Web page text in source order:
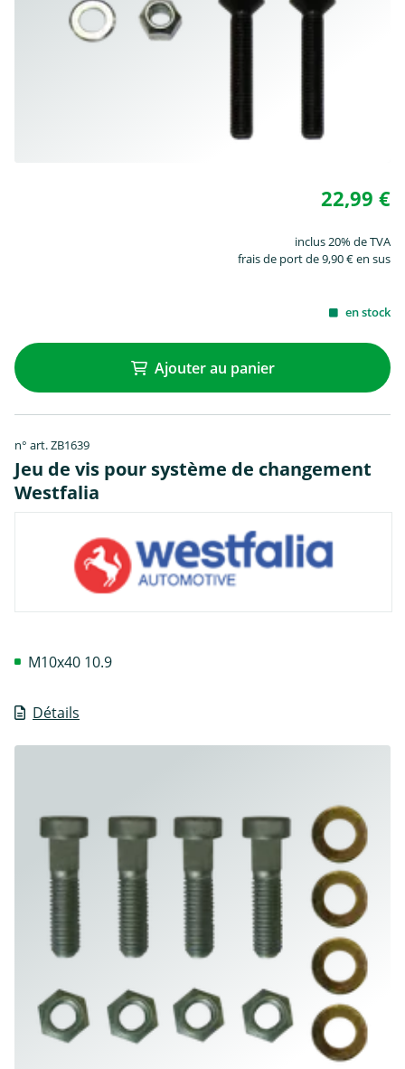
22,99 €
inclus 20% de TVA
frais de port de 9,90 € en sus
en stock
Ajouter au panier
n° art. ZB1639
Jeu de vis pour système de changement
Westfalia
Détails
M10x40 10.9